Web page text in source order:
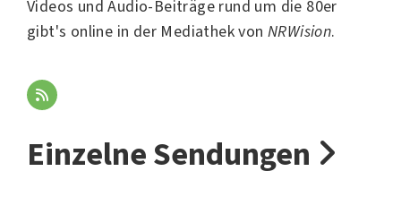
Videos und Audio-Beiträge rund um die 80er
gibt's online in der Mediathek von NRWision.
Einzelne Sendungen